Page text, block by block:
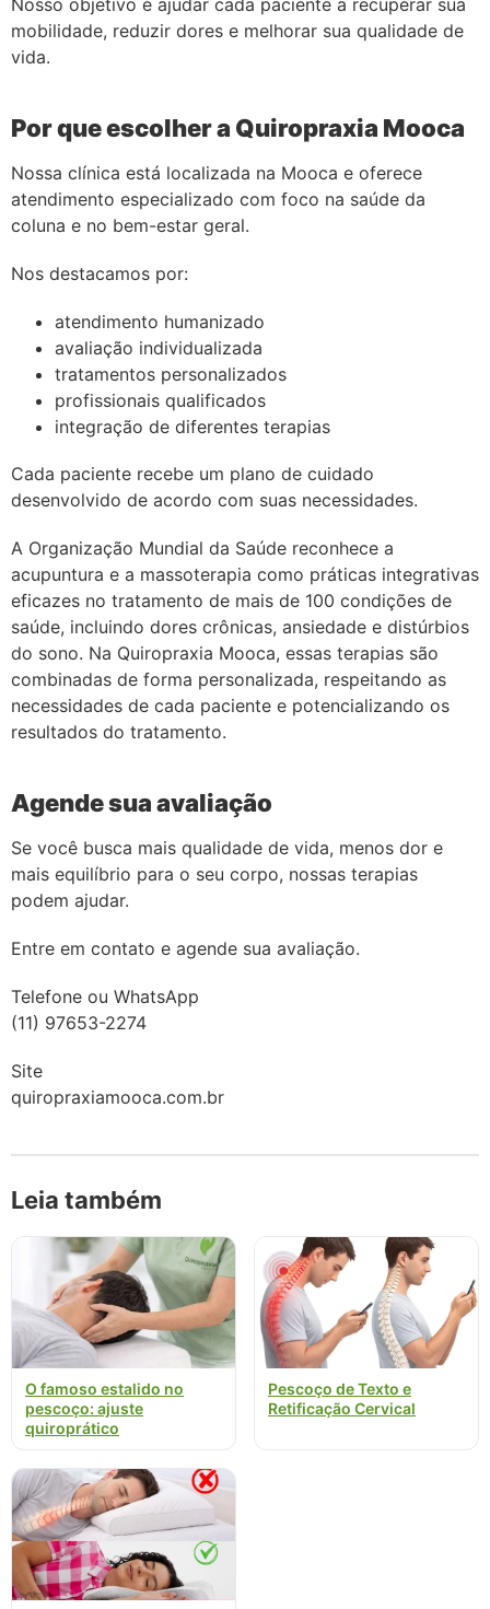
mobilidade, reduzir dores e melhorar sua qualidade de
vida.
Por que escolher a Quiropraxia Mooca
Nossa clínica está localizada na Mooca e oferece
atendimento especializado com foco na saúde da
coluna e no bem-estar geral.
Nos destacamos por:
atendimento humanizado
avaliação individualizada
tratamentos personalizados
profissionais qualificados
integração de diferentes terapias
Cada paciente recebe um plano de cuidado
desenvolvido de acordo com suas necessidades.
A Organização Mundial da Saúde reconhece a
acupuntura e a massoterapia como práticas integrativas
eficazes no tratamento de mais de 100 condições de
saúde, incluindo dores crônicas, ansiedade e distúrbios
do sono. Na Quiropraxia Mooca, essas terapias são
combinadas de forma personalizada, respeitando as
necessidades de cada paciente e potencializando os
resultados do tratamento.
Agende sua avaliação
Se você busca mais qualidade de vida, menos dor e
mais equilíbrio para o seu corpo, nossas terapias
podem ajudar.
Entre em contato e agende sua avaliação.
Telefone ou WhatsApp
(11) 97653-2274
Site
quiropraxiamooca.com.br
Leia também
O famoso estalido no
pescoço: ajuste
quiroprático
Pescoço de Texto e
Retificação Cervical